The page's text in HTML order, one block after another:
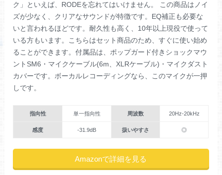
ク」といえば、RODEを忘れてはいけません。 この商品はノイ
ズが少なく、クリアなサウンドが特徴です。EQ補正も必要な
いと言われるほどです。耐久性も高く、10年以上現役で使って
いる方もいます。こちらはセット商品のため、すぐに使い始め
ることができます。付属品は、ポップガード付きショックマウ
ントSM6・マイクケーブル(6m、XLRケーブル)・マイクダスト
カバーです。ボーカルレコーディングなら、このマイクが一押
しです。
指向性 単一指向性 周波数 20Hz-20kHz
感度 -31.9dB 扱いやすさ ◎
Amazonで詳細を見る